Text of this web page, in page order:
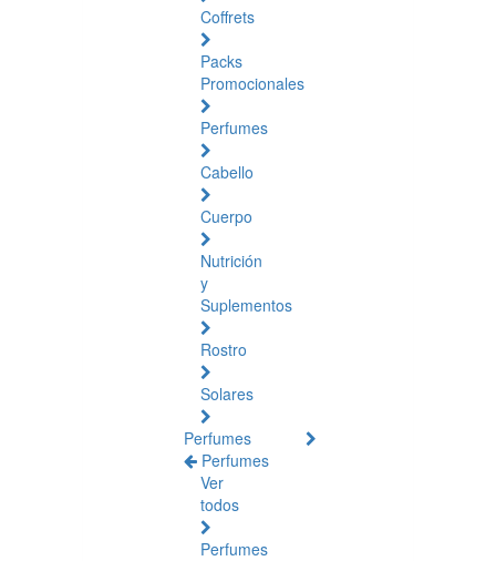
Coffrets
Packs
Promocionales
Perfumes
Cabello
Cuerpo
Nutrición
y
Suplementos
Rostro
Solares
Perfumes
Perfumes
Ver
todos
Perfumes